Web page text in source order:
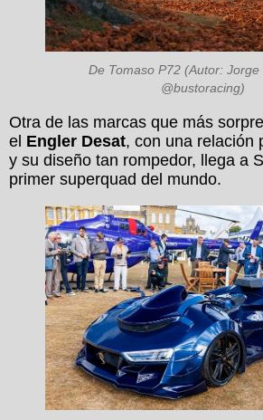
De Tomaso P72 (Autor: Jorge
@bustoracing)
Otra de las marcas que más
el Engler Desat, con una relación
y su diseño tan rompedor, llega a
primer superquad del mundo.